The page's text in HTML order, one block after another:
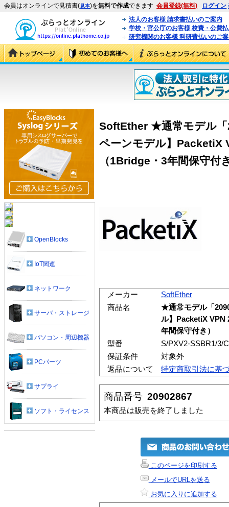
会員はオンラインで見積書(見本)を無料で作成できます 会員登録(無料) ログイン
法人のお客様 請求書払いのご案内
学校・官公庁のお客様 校費・公費
研究機関のお客様 科研費払いのご
SoftEther ★通常モデル「
ペーンモデル】
（1Bridge・3年間保守付
メーカー
SoftEther
商品名
★通常モデル「
ル】PacketiX
年間保守付き）
型番
S/PXV2-SSBR1/3/C
保証条件
対象外
返品について
特定商取引法に基
商品番号 20902867
本商品は販売を終了しました
このページを印刷する
メールでURLを送る
お気に入りに追加する
OpenBlocks
IoT関連
ネットワーク
サーバ・ストレージ
パソコン・周辺機器
PCパーツ
サプライ
ソフト・ライセンス